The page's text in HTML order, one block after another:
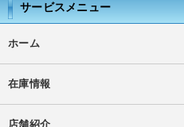
サービスメニュー
ホーム
在庫情報
店舗紹介